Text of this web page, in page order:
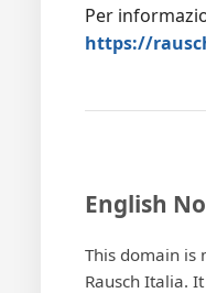
Per
https://
English
This domain is
Rausch Italia.